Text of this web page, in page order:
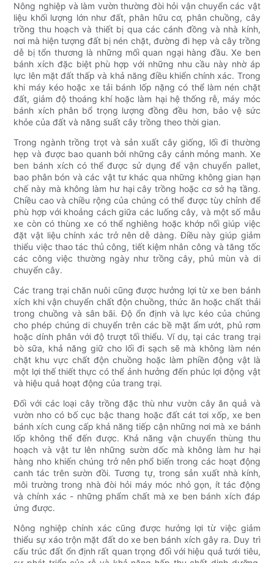
Nông nghiệp và làm vườn thường đòi hỏi vận chuyển các vật
liệu khối lượng lớn như đất, phân hữu cơ, phân chuồng, cây
trồng thu hoạch và thiết bị qua các cánh đồng và nhà kính,
nơi mà hiện tượng đất bị nén chặt, đường đi hẹp và cây trồng
dễ bị tổn thương là những mối quan ngại hàng đầu. Xe ben
bánh xích đặc biệt phù hợp với những nhu cầu này nhờ áp
lực lên mặt đất thấp và khả năng điều khiển chính xác. Trong
khi máy kéo hoặc xe tải bánh lốp nặng có thể làm nén chặt
đất, giảm độ thoáng khí hoặc làm hại hệ thống rễ, máy móc
bánh xích phân bổ trọng lượng đồng đều hơn, bảo vệ sức
khỏe của đất và năng suất cây trồng theo thời gian.
Trong ngành trồng trọt và sản xuất cây giống, lối đi thường
hẹp và được bao quanh bởi những cây cảnh mỏng manh. Xe
ben bánh xích có thể được sử dụng để vận chuyển pallet,
bao phân bón và các vật tư khác qua những không gian hạn
chế này mà không làm hư hại cây trồng hoặc cơ sở hạ tầng.
Chiều cao và chiều rộng của chúng có thể được tùy chỉnh để
phù hợp với khoảng cách giữa các luống cây, và một số mẫu
xe còn có thùng xe có thể nghiêng hoặc khớp nối giúp việc
đặt vật liệu chính xác trở nên dễ dàng. Điều này giúp giảm
thiểu việc thao tác thủ công, tiết kiệm nhân công và tăng tốc
các công việc thường ngày như trồng cây, phủ mùn và di
chuyển cây.
Các trang trại chăn nuôi cũng được hưởng lợi từ xe ben bánh
xích khi vận chuyển chất độn chuồng, thức ăn hoặc chất thải
trong chuồng và sân bãi. Độ ổn định và lực kéo của chúng
cho phép chúng di chuyển trên các bề mặt ẩm ướt, phủ rơm
hoặc dính phân với độ trượt tối thiểu. Ví dụ, tại các trang trại
bò sữa, khả năng giữ cho lối đi sạch sẽ mà không làm nén
chặt khu vực chất độn chuồng hoặc làm phiền động vật là
một lợi thế thiết thực có thể ảnh hưởng đến phúc lợi động vật
và hiệu quả hoạt động của trang trại.
Đối với các loại cây trồng đặc thù như vườn cây ăn quả và
vườn nho có bố cục bậc thang hoặc đất cát tơi xốp, xe ben
bánh xích cung cấp khả năng tiếp cận những nơi mà xe bánh
lốp không thể đến được. Khả năng vận chuyển thùng thu
hoạch và vật tư lên những sườn dốc mà không làm hư hại
hàng nho khiến chúng trở nên phổ biến trong các hoạt động
canh tác trên sườn đồi. Tương tự, trong sản xuất nhà kính,
môi trường trong nhà đòi hỏi máy móc nhỏ gọn, ít tác động
và chính xác - những phẩm chất mà xe ben bánh xích đáp
ứng được.
Nông nghiệp chính xác cũng được hưởng lợi từ việc giảm
thiểu sự xáo trộn mặt đất do xe ben bánh xích gây ra. Duy trì
cấu trúc đất ổn định rất quan trọng đối với hiệu quả tưới tiêu,